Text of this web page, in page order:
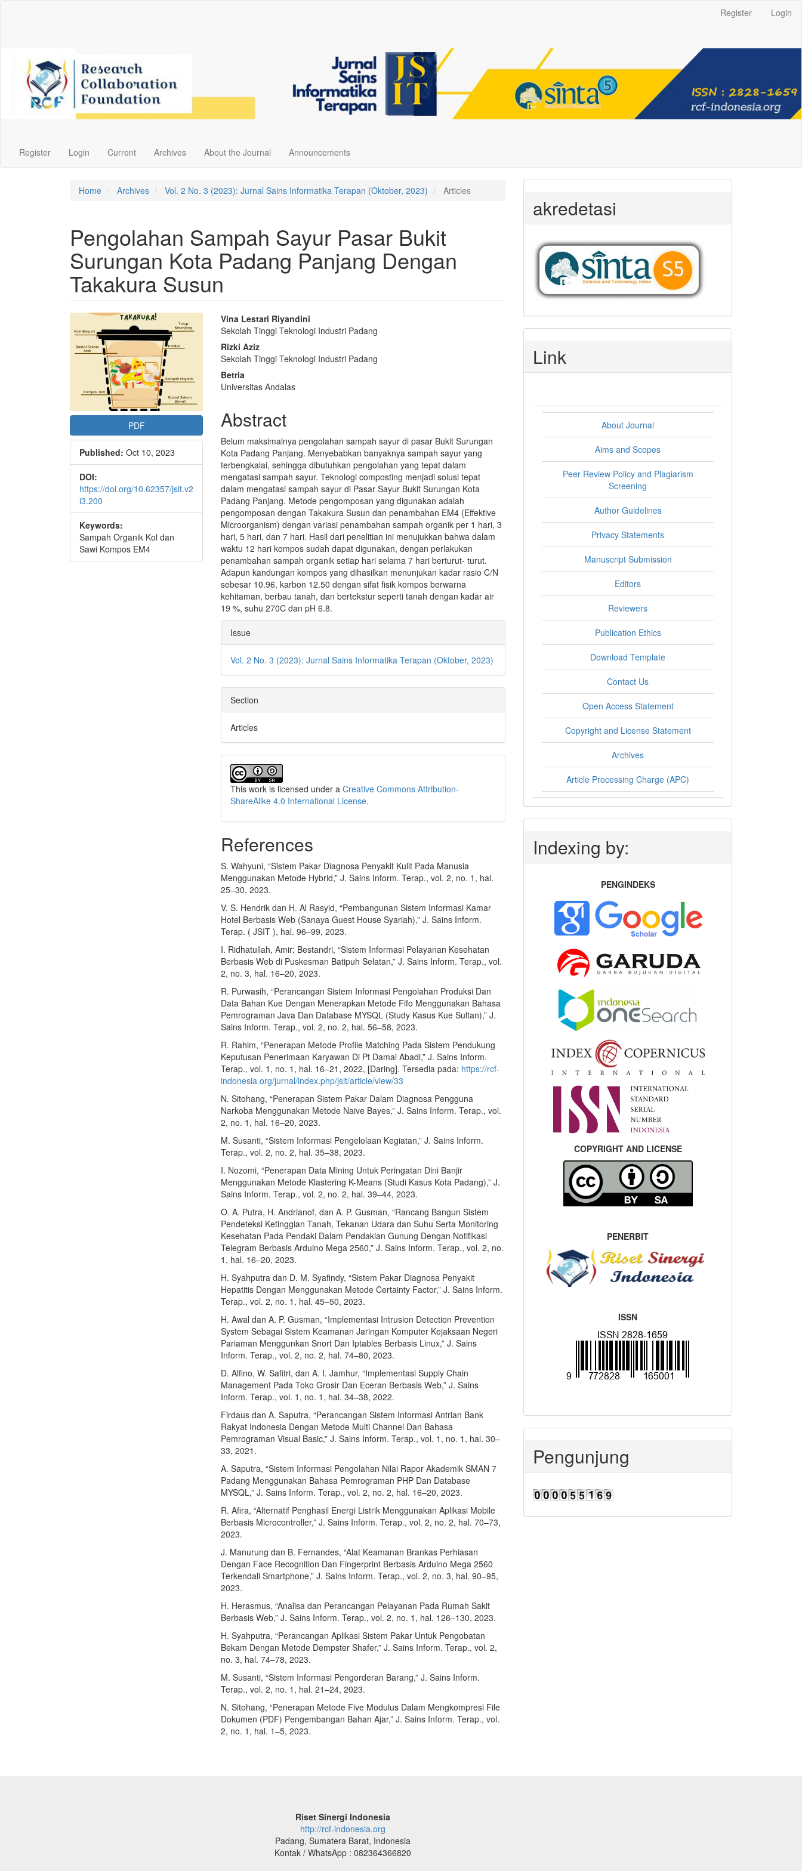
Register Login
Register Login Current Archives About the Journal Announcements
Home Archives Vol. 2 No. 3 (2023): Jurnal Sains Informatika Terapan (Oktober, 2023) Articles
Pengolahan Sampah Sayur Pasar Bukit
Surungan Kota Padang Panjang Dengan
Takakura Susun
Article
Sidebar
PDF
Published: Oct 10, 2023
DOI:
https://doi.org/10.62357/jsit.v2
i3.200
Keywords:
Sampah Organik Kol dan
Sawi Kompos EM4
Main
Article
Content
Vina Lestari Riyandini
Sekolah Tinggi Teknologi Industri Padang
Rizki Aziz
Sekolah Tinggi Teknologi Industri Padang
Betria
Universitas Andalas
Abstract
Belum maksimalnya pengolahan sampah sayur di pasar Bukit Surungan
Kota Padang Panjang. Menyebabkan banyaknya sampah sayur yang
terbengkalai, sehingga dibutuhkan pengolahan yang tepat dalam
mengatasi sampah sayur. Teknologi composting menjadi solusi tepat
dalam mengatasi sampah sayur di Pasar Sayur Bukit Surungan Kota
Padang Panjang. Metode pengomposan yang digunakan adalah
pengomposan dengan Takakura Susun dan penambahan EM4 (Effektive
Microorganism) dengan variasi penambahan sampah organik per 1 hari, 3
hari, 5 hari, dan 7 hari. Hasil dari penelitian ini menujukkan bahwa dalam
waktu 12 hari kompos sudah dapat digunakan, dengan perlakukan
penambahan sampah organik setiap hari selama 7 hari berturut- turut.
Adapun kandungan kompos yang dihasilkan menunjukan kadar rasio C/N
sebesar 10.96, karbon 12.50 dengan sifat fisik kompos berwarna
kehitaman, berbau tanah, dan bertekstur seperti tanah dengan kadar air
19 %, suhu 270C dan pH 6.8.
Article
Details
Issue
Vol. 2 No. 3 (2023): Jurnal Sains Informatika Terapan (Oktober, 2023)
Section
Articles
This work is licensed under aCreative Commons Attribution-
ShareAlike 4.0 International License.
References
S. Wahyuni, “Sistem Pakar Diagnosa Penyakit Kulit Pada Manusia
Menggunakan Metode Hybrid,” J. Sains Inform. Terap., vol. 2, no. 1, hal.
25–30, 2023.
V. S. Hendrik dan H. Al Rasyid, “Pembangunan Sistem Informasi Kamar
Hotel Berbasis Web (Sanaya Guest House Syariah),” J. Sains Inform.
Terap. ( JSIT ), hal. 96–99, 2023.
I. Ridhatullah, Amir; Bestandri, “Sistem Informasi Pelayanan Kesehatan
Berbasis Web di Puskesman Batipuh Selatan,” J. Sains Inform. Terap., vol.
2, no. 3, hal. 16–20, 2023.
R. Purwasih, “Perancangan Sistem Informasi Pengolahan Produksi Dan
Data Bahan Kue Dengan Menerapkan Metode Fifo Menggunakan Bahasa
Pemrograman Java Dan Database MYSQL (Study Kasus Kue Sultan),” J.
Sains Inform. Terap., vol. 2, no. 2, hal. 56–58, 2023.
R. Rahim, “Penerapan Metode Profile Matching Pada Sistem Pendukung
Keputusan Penerimaan Karyawan Di Pt Damai Abadi,” J. Sains Inform.
Terap., vol. 1, no. 1, hal. 16–21, 2022, [Daring]. Tersedia pada: https://rcf-
indonesia.org/jurnal/index.php/jsit/article/view/33
N. Sitohang, “Penerapan Sistem Pakar Dalam Diagnosa Pengguna
Narkoba Menggunakan Metode Naive Bayes,” J. Sains Inform. Terap., vol.
2, no. 1, hal. 16–20, 2023.
M. Susanti, “Sistem Informasi Pengelolaan Kegiatan,” J. Sains Inform.
Terap., vol. 2, no. 2, hal. 35–38, 2023.
I. Nozomi, “Penerapan Data Mining Untuk Peringatan Dini Banjir
Menggunakan Metode Klastering K-Means (Studi Kasus Kota Padang),” J.
Sains Inform. Terap., vol. 2, no. 2, hal. 39–44, 2023.
O. A. Putra, H. Andrianof, dan A. P. Gusman, “Rancang Bangun Sistem
Pendeteksi Ketinggian Tanah, Tekanan Udara dan Suhu Serta Monitoring
Kesehatan Pada Pendaki Dalam Pendakian Gunung Dengan Notifikasi
Telegram Berbasis Arduino Mega 2560,” J. Sains Inform. Terap., vol. 2, no.
1, hal. 16–20, 2023.
H. Syahputra dan D. M. Syafindy, “Sistem Pakar Diagnosa Penyakit
Hepatitis Dengan Menggunakan Metode Certainty Factor,” J. Sains Inform.
Terap., vol. 2, no. 1, hal. 45–50, 2023.
H. Awal dan A. P. Gusman, “Implementasi Intrusion Detection Prevention
System Sebagai Sistem Keamanan Jaringan Komputer Kejaksaan Negeri
Pariaman Menggunkan Snort Dan Iptables Berbasis Linux,” J. Sains
Inform. Terap., vol. 2, no. 2, hal. 74–80, 2023.
D. Alfino, W. Safitri, dan A. I. Jamhur, “Implementasi Supply Chain
Management Pada Toko Grosir Dan Eceran Berbasis Web,” J. Sains
Inform. Terap., vol. 1, no. 1, hal. 34–38, 2022.
Firdaus dan A. Saputra, “Perancangan Sistem Informasi Antrian Bank
Rakyat Indonesia Dengan Metode Multi Channel Dan Bahasa
Pemrograman Visual Basic,” J. Sains Inform. Terap., vol. 1, no. 1, hal. 30–
33, 2021.
A. Saputra, “Sistem Informasi Pengolahan Nilai Rapor Akademik SMAN 7
Padang Menggunakan Bahasa Pemrograman PHP Dan Database
MYSQL,” J. Sains Inform. Terap., vol. 2, no. 2, hal. 16–20, 2023.
R. Afira, “Alternatif Penghasil Energi Listrik Menggunakan Aplikasi Mobile
Berbasis Microcontroller,” J. Sains Inform. Terap., vol. 2, no. 2, hal. 70–73,
2023.
J. Manurung dan B. Fernandes, “Alat Keamanan Brankas Perhiasan
Dengan Face Recognition Dan Fingerprint Berbasis Arduino Mega 2560
Terkendali Smartphone,” J. Sains Inform. Terap., vol. 2, no. 3, hal. 90–95,
2023.
H. Herasmus, “Analisa dan Perancangan Pelayanan Pada Rumah Sakit
Berbasis Web,” J. Sains Inform. Terap., vol. 2, no. 1, hal. 126–130, 2023.
H. Syahputra, “Perancangan Aplikasi Sistem Pakar Untuk Pengobatan
Bekam Dengan Metode Dempster Shafer,” J. Sains Inform. Terap., vol. 2,
no. 3, hal. 74–78, 2023.
M. Susanti, “Sistem Informasi Pengorderan Barang,” J. Sains Inform.
Terap., vol. 2, no. 1, hal. 21–24, 2023.
N. Sitohang, “Penerapan Metode Five Modulus Dalam Mengkompresi File
Dokumen (PDF) Pengembangan Bahan Ajar,” J. Sains Inform. Terap., vol.
2, no. 1, hal. 1–5, 2023.
akredetasi
Link
About Journal
Aims and Scopes
Peer Review Policy and Plagiarism
Screening
Author Guidelines
Privacy Statements
Manuscript Submission
Editors
Reviewers
Publication Ethics
Download Template
Contact Us
Open Access Statement
Copyright and License Statement
Archives
Article Processing Charge (APC)
Indexing by:
PENGINDEKS
COPYRIGHT AND LICENSE
PENERBIT
ISSN
Pengunjung
Riset Sinergi Indonesia
http://rcf-indonesia.org
Padang, Sumatera Barat, Indonesia
Kontak / WhatsApp : 082364366820